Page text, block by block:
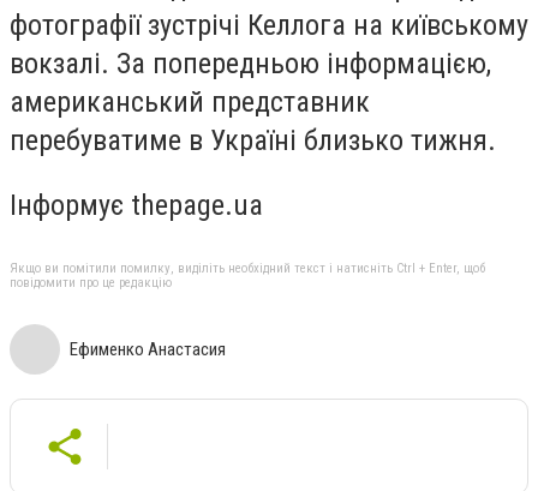
фотографії зустрічі Келлога на київському
вокзалі. За попередньою інформацією,
американський представник
перебуватиме в Україні близько тижня.
Інформує thepage.ua
Якщо ви помітили помилку, виділіть необхідний текст і натисніть Ctrl + Enter, щоб
повідомити про це редакцію
Ефименко Анастасия